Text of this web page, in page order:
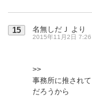
15 名無しだＪ より
2015年11月2日
>>
事務所に推され
だろうから